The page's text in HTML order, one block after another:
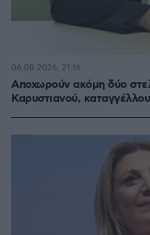
Αποχωρούν ακόμη δύο
Καρυστιανού,
06.08.2026, 21:16